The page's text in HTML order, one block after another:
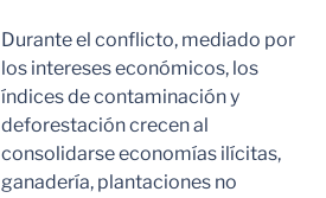
Durante el conflicto, mediado por
los intereses económicos, los
índices de contaminación y
deforestación crecen al
consolidarse economías ilícitas,
ganadería, plantaciones no